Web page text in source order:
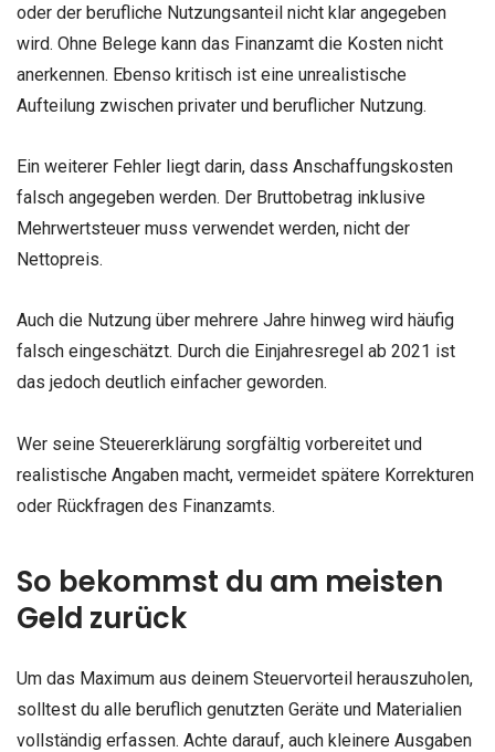
oder der berufliche Nutzungsanteil nicht klar angegeben
wird. Ohne Belege kann das Finanzamt die Kosten nicht
anerkennen. Ebenso kritisch ist eine unrealistische
Aufteilung zwischen privater und beruflicher Nutzung.
Ein weiterer Fehler liegt darin, dass Anschaffungskosten
falsch angegeben werden. Der Bruttobetrag inklusive
Mehrwertsteuer muss verwendet werden, nicht der
Nettopreis.
Auch die Nutzung über mehrere Jahre hinweg wird häufig
falsch eingeschätzt. Durch die Einjahresregel ab 2021 ist
das jedoch deutlich einfacher geworden.
Wer seine Steuererklärung sorgfältig vorbereitet und
realistische Angaben macht, vermeidet spätere Korrekturen
oder Rückfragen des Finanzamts.
So bekommst du am meisten
Geld zurück
Um das Maximum aus deinem Steuervorteil herauszuholen,
solltest du alle beruflich genutzten Geräte und Materialien
vollständig erfassen. Achte darauf, auch kleinere Ausgaben